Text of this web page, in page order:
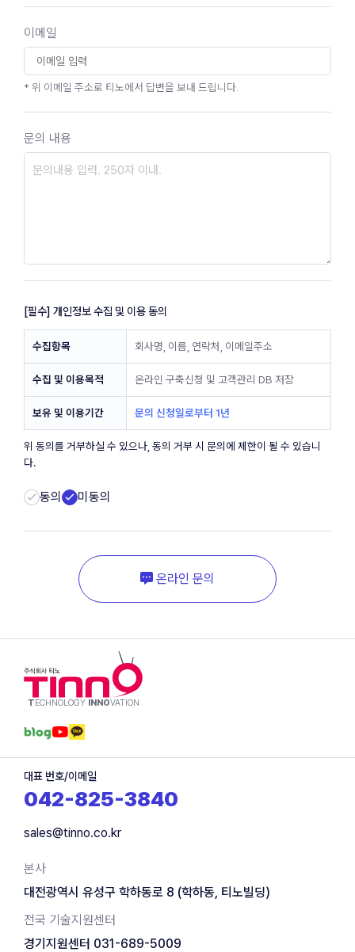
이메일
* 위 이메일 주소로 티노에서 답변을 보내 드립니다.
문의 내용
[필수] 개인정보 수집 및 이용 동의
수집항목 회사명, 이름, 연락처, 이메일주소
수집 및 이용목적 온라인 구축신청 및 고객관리 DB 저장
보유 및 이용기간 문의 신청일로부터 1년
위 동의를 거부하실 수 있으나, 동의 거부 시 문의에 제한이 될 수 있습니
다.
동의 미동의
온라인 문의
T ECHNOLOGY INNOVATION
대표 번호/이메일
042-825-3840
sales@tinno.co.kr
본사
대전광역시 유성구 학하동로 8 (학하동, 티노빌딩)
전국 기술지원센터
경기지원센터 031-689-5009